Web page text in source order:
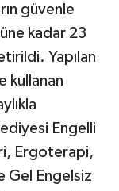
güvenle
kadar 23
Yapılan
kullanan
Engelli
Ergoterapi,
Gel Engelsiz